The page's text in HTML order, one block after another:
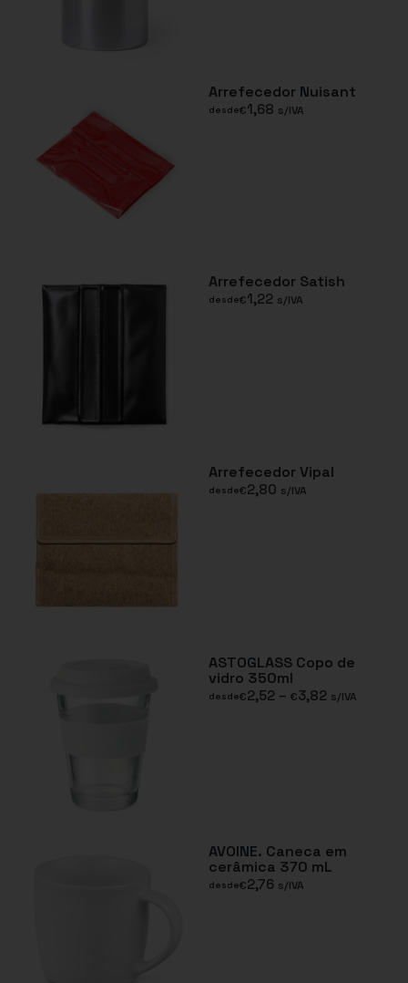
Arrefecedor Nuisant
desde€1,68 s/IVA
Arrefecedor Satish
desde€1,22 s/IVA
Arrefecedor Vipal
desde€2,80 s/IVA
ASTOGLASS Copo de
vidro 350ml
desde€2,52 – €3,82 s/IVA
AVOINE. Caneca em
cerâmica 370 mL
desde€2,76 s/IVA